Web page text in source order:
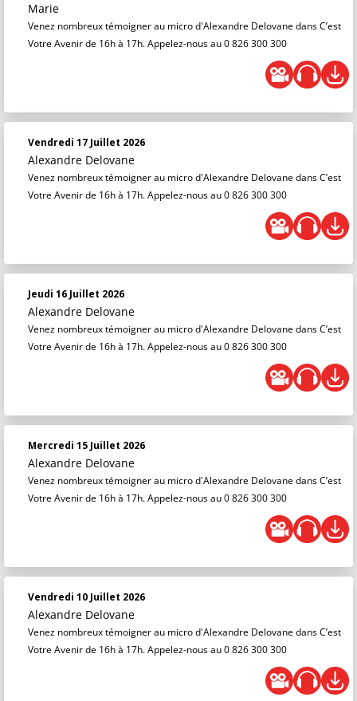
Marie
Venez nombreux témoigner au micro d'Alexandre Delovane dans C’est
Votre Avenir de 16h à 17h. Appelez-nous au 0 826 300 300
Vendredi 17 Juillet 2026
Alexandre Delovane
Venez nombreux témoigner au micro d'Alexandre Delovane dans C’est
Votre Avenir de 16h à 17h. Appelez-nous au 0 826 300 300
Jeudi 16 Juillet 2026
Alexandre Delovane
Venez nombreux témoigner au micro d'Alexandre Delovane dans C’est
Votre Avenir de 16h à 17h. Appelez-nous au 0 826 300 300
Mercredi 15 Juillet 2026
Alexandre Delovane
Venez nombreux témoigner au micro d'Alexandre Delovane dans C’est
Votre Avenir de 16h à 17h. Appelez-nous au 0 826 300 300
Vendredi 10 Juillet 2026
Alexandre Delovane
Venez nombreux témoigner au micro d'Alexandre Delovane dans C’est
Votre Avenir de 16h à 17h. Appelez-nous au 0 826 300 300